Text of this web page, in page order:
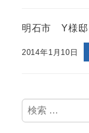
明石市 Y様
2014年1月10日
検
索